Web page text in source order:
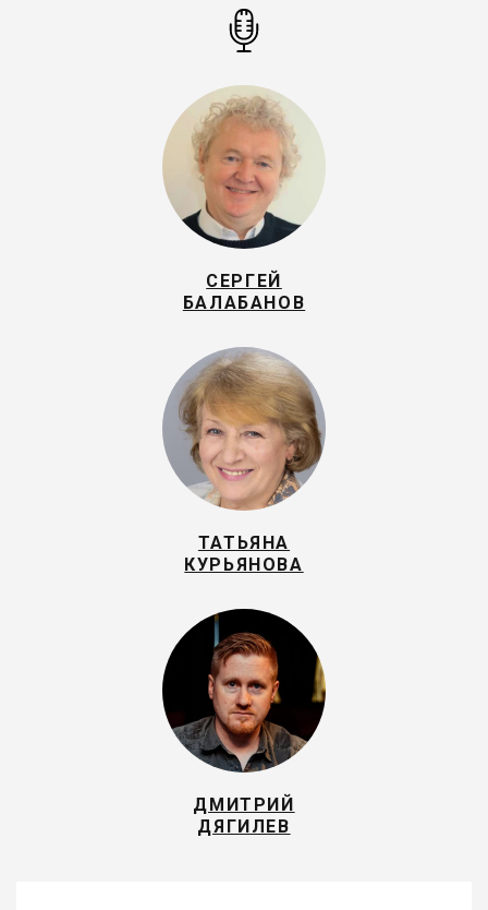
СЕРГЕЙ
БАЛАБАНОВ
ТАТЬЯНА
КУРЬЯНОВА
ДМИТРИЙ
ДЯГИЛЕВ